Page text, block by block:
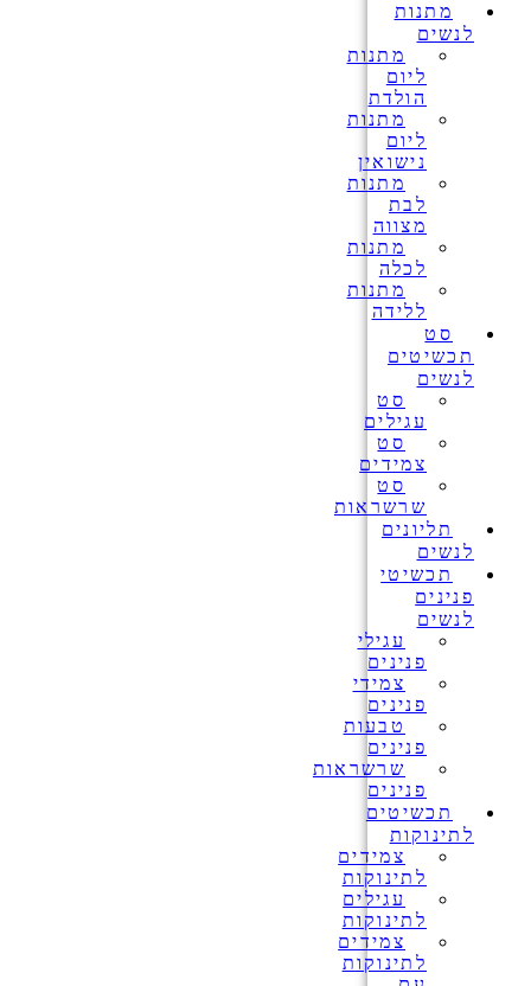
מתנות
לנשים
מתנות
ליום
הולדת
מתנות
ליום
נישואין
מתנות
לבת
מצווה
מתנות
לכלה
מתנות
ללידה
סט
תכשיטים
לנשים
סט
עגילים
סט
צמידים
סט
שרשראות
תליונים
לנשים
תכשיטי
פנינים
לנשים
עגילי
פנינים
צמידי
פנינים
טבעות
פנינים
שרשראות
פנינים
תכשיטים
לתינוקות
צמידים
לתינוקות
עגילים
לתינוקות
צמידים
לתינוקות